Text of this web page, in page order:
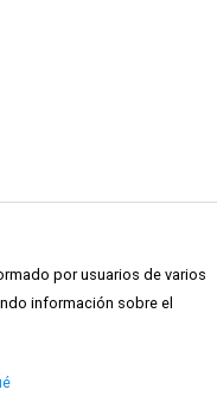
por usuarios de varios
información sobre el